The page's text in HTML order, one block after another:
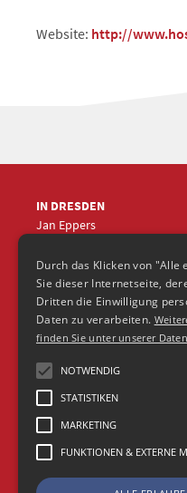
Website: http://
IN DRESDEN
Jan Eppers
jep@frische-fische.com
Durch das Klicken von "Alle
Sie dieser Internetseite,
Dritten die Einwilligung
Daten zu verarbeiten.
finden Sie unter unserer
NOTWENDIG
STATISTIKEN
MARKETING
FUNKTIONEN & EXTERNE